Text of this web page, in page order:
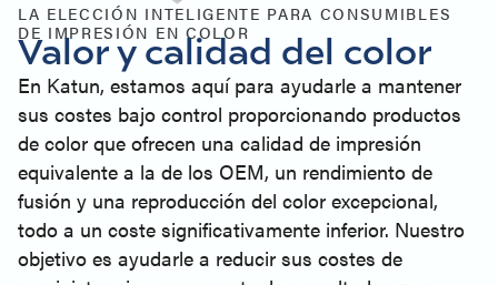
LA ELECCIÓN INTELIGENTE PARA CONSUMIBLES
DE IMPRESIÓN EN COLOR
Valor y calidad del color
En Katun, estamos aquí para ayudarle a mantener
sus costes bajo control proporcionando productos
de color que ofrecen una calidad de impresión
equivalente a la de los OEM, un rendimiento de
fusión y una reproducción del color excepcional,
todo a un coste significativamente inferior. Nuestro
objetivo es ayudarle a reducir sus costes de